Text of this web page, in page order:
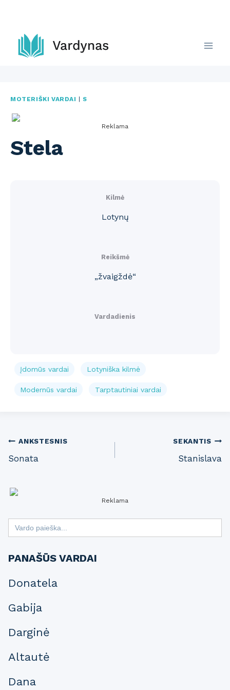
content
MOTERIŠKI VARDAI |S
Reklama
Stela
Kilmė
Lotynų
Reikšmė
„žvaigždė“
Vardadienis
Įdomūs vardai Lotyniška kilmė
Modernūs vardai Tarptautiniai vardai
Post
navigation
ANKSTESNIS
Sonata
SEKANTIS
Stanislava
Reklama
Search
for:
PANAŠŪS VARDAI
Donatela
Gabija
Darginė
Altautė
Dana